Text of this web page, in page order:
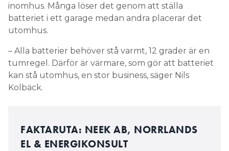
inomhus. Många löser det genom att ställa
batteriet i ett garage medan andra placerar det
utomhus.
– Alla batterier behöver stå varmt, 12 grader är en
tumregel. Därför är värmare, som gör att batteriet
kan stå utomhus, en stor business, säger Nils
Kolbäck.
FAKTARUTA: NEEK AB, NORRLANDS
EL & ENERGIKONSULT